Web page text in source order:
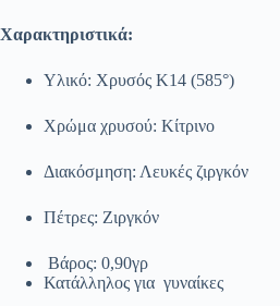
Χαρακτηριστικά:
Υλικό: Χρυσός Κ14 (585°)
Χρώμα χρυσού: Κίτρινο
Διακόσμηση: Λευκές ζιργκόν
Πέτρες: Ζιργκόν
Βάρος: 0,90γρ
Κατάλληλος για γυναίκες